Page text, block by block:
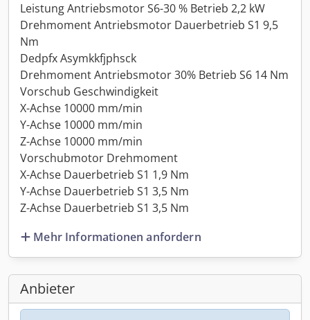
Leistung Antriebsmotor S6-30 % Betrieb 2,2 kW
Drehmoment Antriebsmotor Dauerbetrieb S1 9,5
Nm
Dedpfx Asymkkfjphsck
Drehmoment Antriebsmotor 30% Betrieb S6 14 Nm
Vorschub Geschwindigkeit
X-Achse 10000 mm/min
Y-Achse 10000 mm/min
Z-Achse 10000 mm/min
Vorschubmotor Drehmoment
X-Achse Dauerbetrieb S1 1,9 Nm
Y-Achse Dauerbetrieb S1 3,5 Nm
Z-Achse Dauerbetrieb S1 3,5 Nm
Mehr Informationen anfordern
Anbieter